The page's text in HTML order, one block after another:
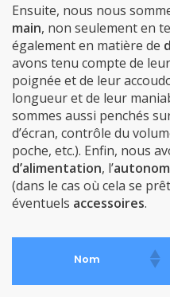
Ensuite, nous nous
main, non seulement en
également en matière de
avons tenu compte de
poignée et de leur
longueur et de leur
sommes aussi penchés
d’écran, contrôle du
poche, etc.). Enfin, nous
d’alimentation, l’
(dans le cas où cela se
éventuels accessoires.
Nom